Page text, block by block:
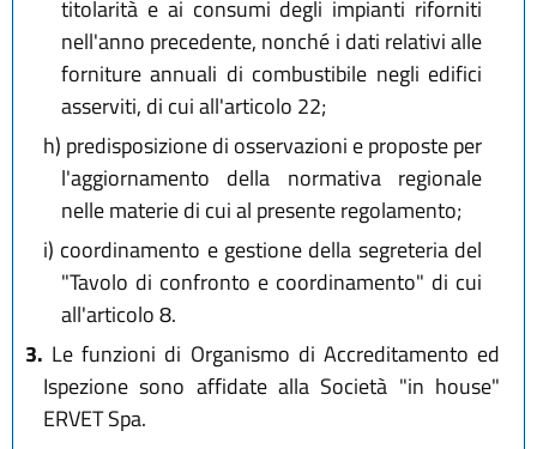
titolarità e ai consumi degli impianti riforniti
nell'anno precedente, nonché i dati relativi alle
forniture annuali di combustibile negli edifici
asserviti, di cui all'articolo 22;
h) predisposizione di osservazioni e proposte per
l'aggiornamento della normativa regionale
nelle materie di cui al presente regolamento;
i) coordinamento e gestione della segreteria del
"Tavolo di confronto e coordinamento" di cui
all'articolo 8.
3. Le funzioni di Organismo di Accreditamento ed
Ispezione sono affidate alla Società "in house"
ERVET Spa.